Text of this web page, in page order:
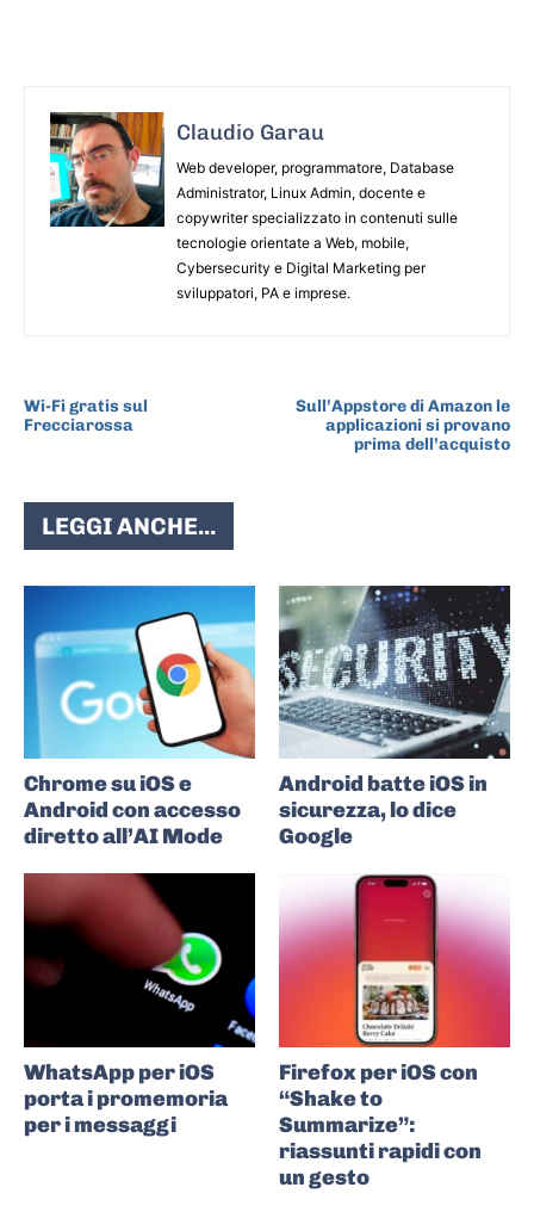
Claudio Garau
Web developer, programmatore, Database
Administrator, Linux Admin, docente e
copywriter specializzato in contenuti sulle
tecnologie orientate a Web, mobile,
Cybersecurity e Digital Marketing per
sviluppatori, PA e imprese.
Wi-Fi gratis sul
Frecciarossa
Sull’Appstore di Amazon le
applicazioni si provano
prima dell’acquisto
LEGGI ANCHE...
Chrome su iOS e
Android con accesso
diretto all’AI Mode
Android batte iOS in
sicurezza, lo dice
Google
WhatsApp per iOS
porta i promemoria
per i messaggi
Firefox per iOS con
“Shake to
Summarize”:
riassunti rapidi con
un gesto